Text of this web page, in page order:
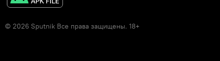
© 2026 Sputnik Все права защищены. 18+